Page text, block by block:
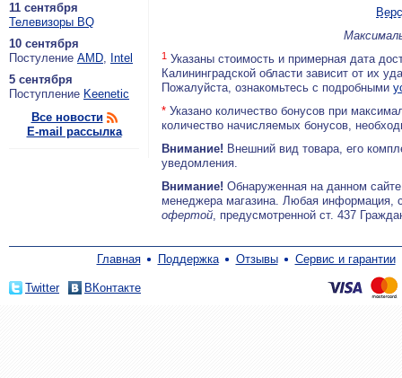
11 сентября
Теле­ви­зо­ры BQ
10 сентября
По­сту­ле­ние AMD, Intel
5 сентября
По­ступ­ле­ние Keenetic
Все новости
E-mail рассылка
1 Указаны стоимость и примерная дата
Калининградской области зависит от их
Пожалуйста, ознакомьтесь с подробными
* Указано количество бонусов при
количество начисляемых бонусов,
Внимание! Внешний вид товара, его
уведомления.
Внимание! Обнаруженная на данном
менеджера магазина. Любая информация,
офертой, предусмотренной ст. 437
Главная Поддержка Отзывы Сервис и гарантии
Twitter ВКонтакте